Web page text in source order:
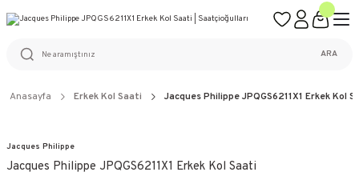
%100 ORİJİNAL ÜRÜN GARANTİSİ
ARA
Anasayfa Erkek Kol Saati Jacques Philippe JPQGS6211X1 Erkek Kol
Jacques Philippe
Jacques Philippe JPQGS6211X1 Erkek Kol Saati